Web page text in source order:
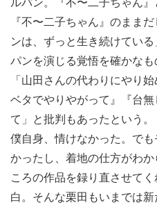
ルパン。『不〜二子ちゃん
『不〜二子ちゃん』のまま
ンは、ずっと生き続けてい
パンを演じる覚悟を確かなも
「山田さんの代わりにやり
ベタでやりやがって』『台
て」と批判もあったという。
僕自身、情けなかった。で
かったし、着地の仕方がわ
ころの作品を録り直させて
白。そんな栗田もいまでは新